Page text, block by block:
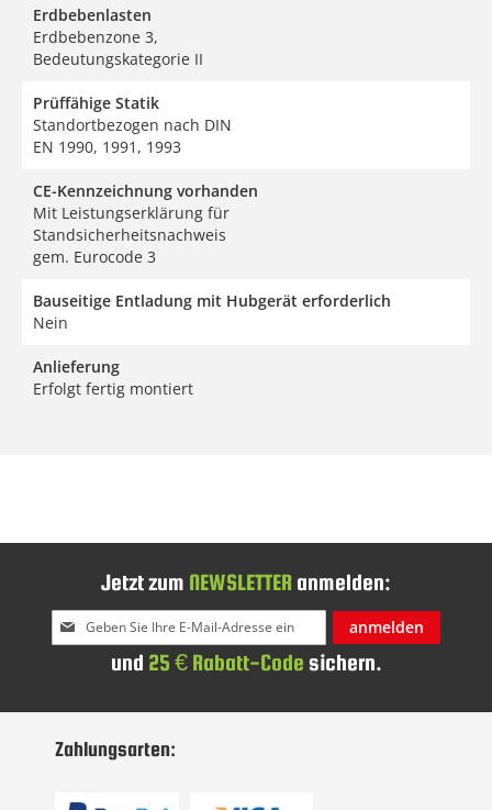
Erdbebenlasten
Erdbebenzone 3,
Bedeutungskategorie II
Prüffähige Statik
Standortbezogen nach DIN
EN 1990, 1991, 1993
CE-Kennzeichnung vorhanden
Mit Leistungserklärung für
Standsicherheitsnachweis
gem. Eurocode 3
Bauseitige Entladung mit Hubgerät erforderlich
Nein
Anlieferung
Erfolgt fertig montiert
Jetzt zum NEWSLETTER anmelden:
Melden
Sie
an:
anmelden
und 25 € Rabatt-Code sichern.
Zahlungsarten: